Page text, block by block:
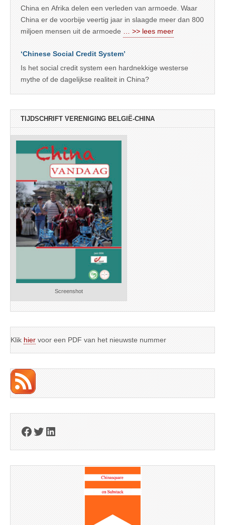
China en Afrika delen een verleden van armoede. Waar
China er de voorbije veertig jaar in slaagde meer dan 800
miljoen mensen uit de armoede … >> lees meer
‘Chinese Social Credit System’
Is het social credit system een hardnekkige westerse
mythe of de dagelijkse realiteit in China?
TIJDSCHRIFT VERENIGING BELGIË-CHINA
Screenshot
Klik hier voor een PDF van het nieuwste nummer
Facebook
Twitter
LinkedIn